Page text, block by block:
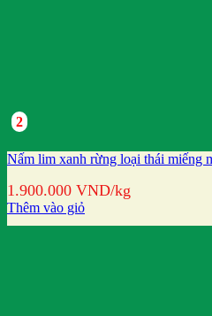
2
Nấm lim xanh rừng loại thái miếng
1.900.000 VND/kg
Thêm vào giỏ